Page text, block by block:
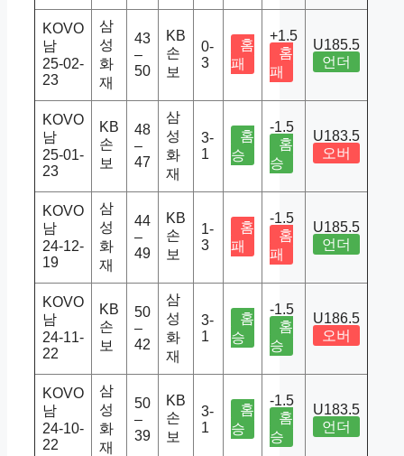
KOVO
남
25-02-
23
삼
성
화
재
43
–
50
KB
손
보
0-
3
홈
패
+1.5
홈
패
U185.5
언더
KOVO
남
25-01-
23
KB
손
보
48
–
47
삼
성
화
재
3-
1
홈
승
-1.5
홈
승
U183.5
오버
KOVO
남
24-12-
19
삼
성
화
재
44
–
49
KB
손
보
1-
3
홈
패
-1.5
홈
패
U185.5
언더
KOVO
남
24-11-
22
KB
손
보
50
–
42
삼
성
화
재
3-
1
홈
승
-1.5
홈
승
U186.5
오버
KOVO
남
24-10-
22
삼
성
화
재
50
–
39
KB
손
보
3-
1
홈
승
-1.5
홈
승
U183.5
언더